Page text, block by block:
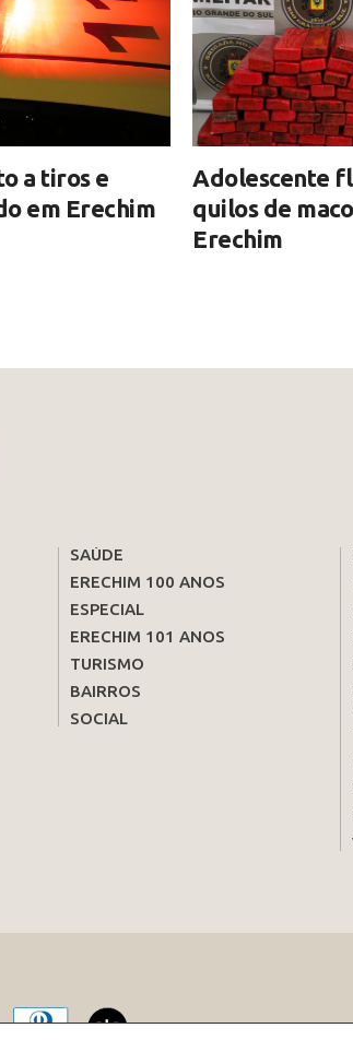
a tiros e
em Erechim
Adolescente
quilos de
Erechim
SAÚDE
ERECHIM 100 ANOS
ESPECIAL
ERECHIM 101 ANOS
TURISMO
BAIRROS
SOCIAL